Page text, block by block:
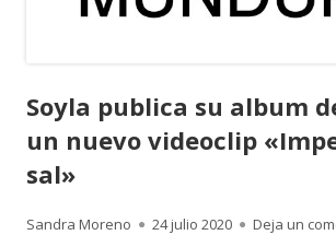
Soyla publica su album
un nuevo videoclip
sal»
Autor
Sandra Moreno
Publicado
24 julio 2020 Deja un